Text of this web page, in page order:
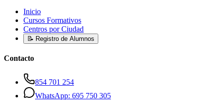
Inicio
Cursos Formativos
Centros por Ciudad
📝 Registro de Alumnos
Contacto
854 701 254
WhatsApp: 695 750 305